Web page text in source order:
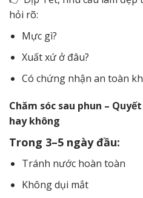
hỏi rõ:
Mực gì?
Xuất xứ ở đâu?
Có chứng nhận an toàn
Chăm sóc sau phun –
hay không
Trong 3–5 ngày đầu:
Tránh nước hoàn toàn
Không dụi mắt